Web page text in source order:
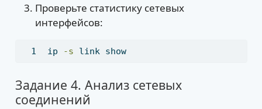
Проверьте статистику сетевых
интерфейсов:
ip -s link show
Задание 4. Анализ сетевых
соединений